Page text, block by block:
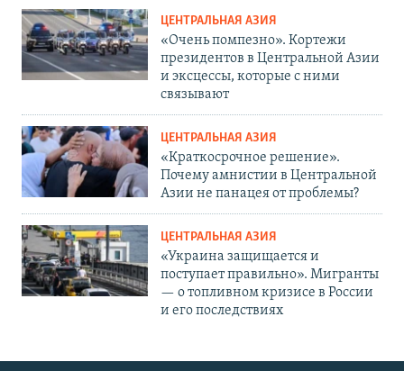
ЦЕНТРАЛЬНАЯ АЗИЯ
«Очень помпезно». Кортежи
президентов в Центральной Азии
и эксцессы, которые с ними
связывают
ЦЕНТРАЛЬНАЯ АЗИЯ
«Краткосрочное решение».
Почему амнистии в Центральной
Азии не панацея от проблемы?
ЦЕНТРАЛЬНАЯ АЗИЯ
«Украина защищается и
поступает правильно». Мигранты
— о топливном кризисе в России
и его последствиях